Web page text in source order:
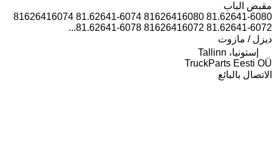
مقبض الباب
81.62641-6080 81626416080 81.62641-6074 81626416074
81.62641-6072 81626416072 81.62641-6078...
ديزل / مازوت
إستونيا، Tallinn
TruckParts Eesti OÜ
الاتصال بالبائع